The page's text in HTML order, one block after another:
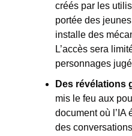
créés par les
portée des
installe des
L’accès sera
personnages
Des révélations
mis le feu aux
document où l’IA
des